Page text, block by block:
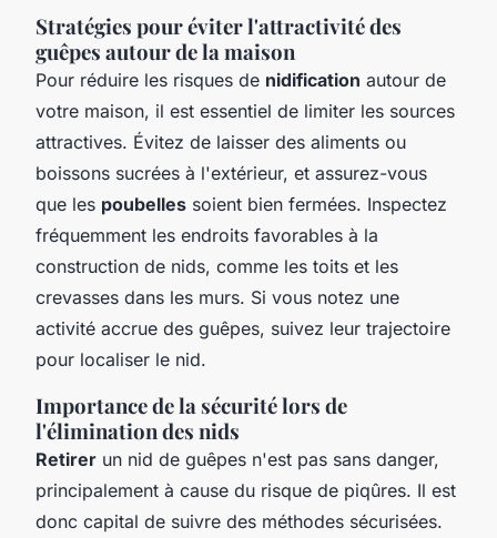
Stratégies pour éviter l'attractivité des
guêpes autour de la maison
Pour réduire les risques de nidification autour de
votre maison, il est essentiel de limiter les sources
attractives. Évitez de laisser des aliments ou
boissons sucrées à l'extérieur, et assurez-vous
que les poubelles soient bien fermées. Inspectez
fréquemment les endroits favorables à la
construction de nids, comme les toits et les
crevasses dans les murs. Si vous notez une
activité accrue des guêpes, suivez leur trajectoire
pour localiser le nid.
Importance de la sécurité lors de
l'élimination des nids
Retirer un nid de guêpes n'est pas sans danger,
principalement à cause du risque de piqûres. Il est
donc capital de suivre des méthodes sécurisées.